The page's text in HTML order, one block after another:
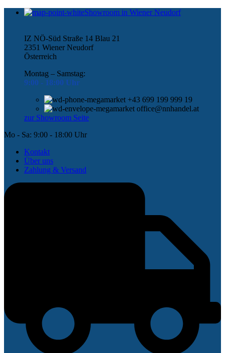
Showroom in Wiener Neudorf
IZ NÖ-Süd Straße 14 Blau 21
2351 Wiener Neudorf
Österreich
Montag – Samstag:
9:00 - 18:00 Uhr
+43 699 199 999 19
office@nnhandel.at
zur Showroom Seite
Mo - Sa: 9:00 - 18:00 Uhr
Kontakt
Über uns
Zahlung & Versand